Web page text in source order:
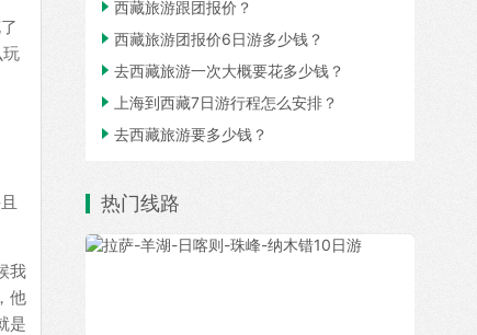
我
他
是
 西藏旅游跟团报价？
 西藏旅游团报价6日游多少钱？
 去西藏旅游一次大概要花多少钱？
 上海到西藏7日游行程怎么安排？
 去西藏旅游要多少钱？
热门线路